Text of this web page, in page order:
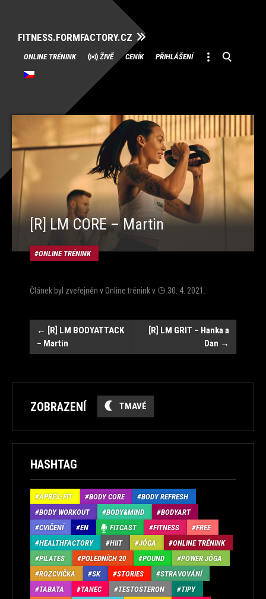
FITNESS.FORMFACTORY.CZ
Přeskočit
na
obsah
ONLINE TRÉNINK ŽIVĚ CENÍK PŘIHLÁŠENÍ
[R] LM CORE – Martin
ONLINE TRÉNINK
Článek byl zveřejněn vOnline tréninkv 30. 4. 2021
Navigace
← [R] LM BODYATTACK
– Martin
[R] LM GRIT – Hanka a
Dan →
ZOBRAZENÍ TMAVÉ
HASHTAG
APRÉS-FIT BODY CORE
BODY REFRESH
BODY WORKOUT
BODY&MIND
BODYART
CVIČENÍ
EN FITCAST FITNESS
FREE
HEALTHFACTORY
HIIT JÓGA
ONLINE TRÉNINK
PILATES
POLEDNÍCH 20 POUND
POWER JÓGA
ROZCVIČKA
SK STORIES
STRAVOVÁNÍ
TABATA
TANEC TESTOSTERON
TIPY